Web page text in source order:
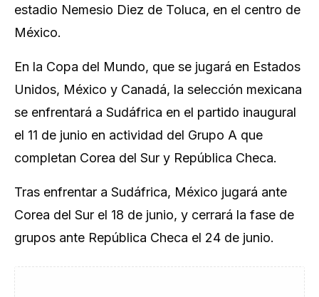
estadio Nemesio Diez de Toluca, en el centro de
México.
En ‌la Copa del Mundo, que se jugará en Estados ​
Unidos, México y Canadá, la selección mexicana
se enfrentará ​a Sudáfrica en el partido inaugural
el ​11 de junio en actividad del Grupo A que
completan Corea del ‌Sur y República Checa.
Tras enfrentar a Sudáfrica, ​México jugará ante
Corea del ​Sur el 18 de junio, y cerrará la fase de
grupos ante República Checa el 24 de junio.